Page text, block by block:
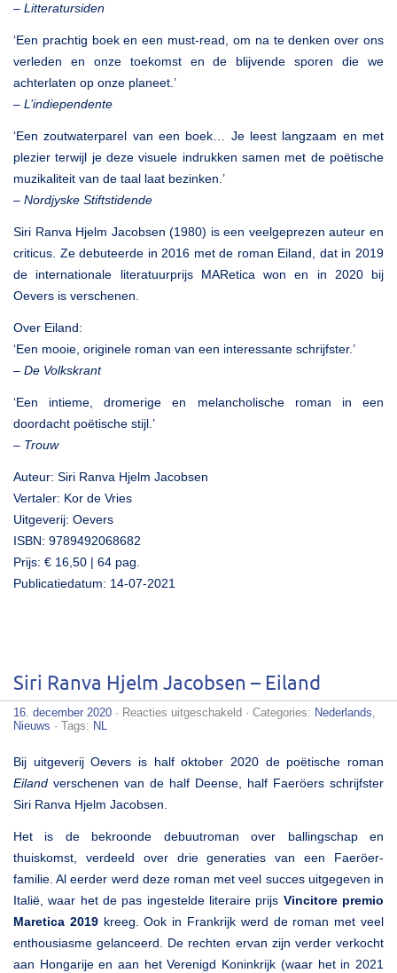
– Litteratursiden
‘Een prachtig boek en een must-read, om na te denken over ons
verleden en onze toekomst en de blijvende sporen die we
achterlaten op onze planeet.’
– L’indiependente
‘Een zoutwaterparel van een boek… Je leest langzaam en met
plezier terwijl je deze visuele indrukken samen met de poëtische
muzikaliteit van de taal laat bezinken.’
– Nordjyske Stiftstidende
Siri Ranva Hjelm Jacobsen (1980) is een veelgeprezen auteur en
criticus. Ze debuteerde in 2016 met de roman Eiland, dat in 2019
de internationale literatuurprijs MARetica won en in 2020 bij
Oevers is verschenen.
Over Eiland:
‘Een mooie, originele roman van een interessante schrijfster.’
– De Volkskrant
‘Een intieme, dromerige en melancholische roman in een
doordacht poëtische stijl.’
– Trouw
Auteur: Siri Ranva Hjelm Jacobsen
Vertaler: Kor de Vries
Uitgeverij: Oevers
ISBN: 9789492068682
Prijs: € 16,50 | 64 pag.
Publicatiedatum: 14-07-2021
Siri Ranva Hjelm Jacobsen – Eiland
16. december 2020 · Reacties uitgeschakeldvoor
Jacobsen
Eiland
· Categories: Nederlands,
Nieuws · Tags: NL
Bij uitgeverij Oevers is half oktober 2020 de poëtische roman
Eiland verschenen van de half Deense, half Faeröers schrijfster
Siri Ranva Hjelm Jacobsen.
Het is de bekroonde debuutroman over ballingschap en
thuiskomst, verdeeld over drie generaties van een Faeröer-
familie. Al eerder werd deze roman met veel succes uitgegeven in
Italië, waar het de pas ingestelde literaire prijs Vincitore premio
Maretica 2019kreeg. Ook in Frankrijk werd de roman met veel
enthousiasme gelanceerd. De rechten ervan zijn verder verkocht
aan Hongarije en aan het Verenigd Koninkrijk (waar het in 2021